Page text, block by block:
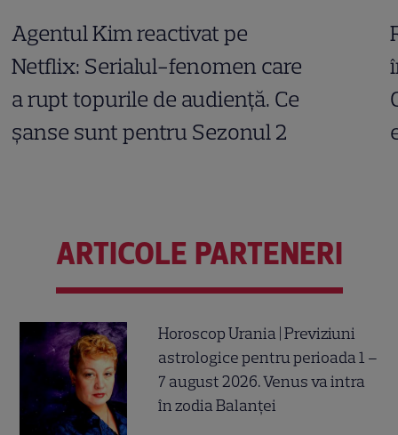
Agentul Kim reactivat pe
Netflix: Serialul-fenomen care
a rupt topurile de audiență. Ce
șanse sunt pentru Sezonul 2
ARTICOLE PARTENERI
Horoscop Urania | Previziuni
astrologice pentru perioada 1 –
7 august 2026. Venus va intra
în zodia Balanței